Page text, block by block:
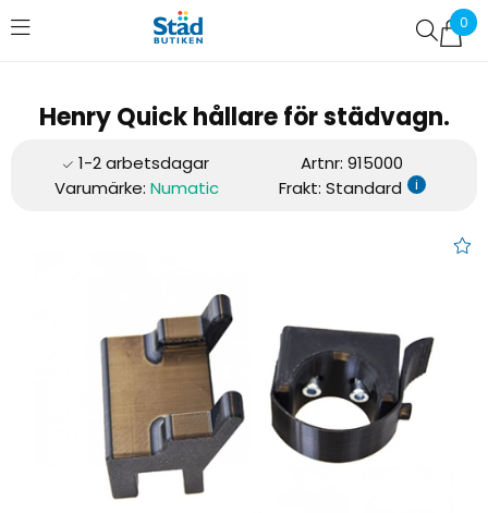
0
Favoriter (0)
Henry Quick hållare för städvagn.
Artnr: 915000
Varumärke: Numatic Frakt: Standard i
Henry Quick hållare för